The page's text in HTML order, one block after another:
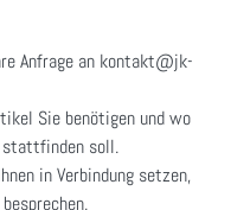
Anfrage an kontakt@jk-
Sie benötigen und wo
stattfinden soll.
in Verbindung setzen,